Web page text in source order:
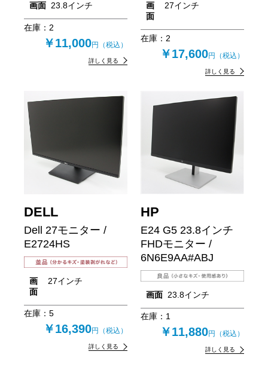
画面 23.8インチ
在庫： 2
￥11,000円（税込）
詳しく見る
画
面
27インチ
在庫： 2
￥17,600円（税込）
詳しく見る
DELL
Dell 27モニター /
E2724HS
画
面
27インチ
在庫： 5
￥16,390円（税込）
詳しく見る
HP
E24 G5 23.8インチ
FHDモニター /
6N6E9AA#ABJ
画面 23.8インチ
在庫： 1
￥11,880円（税込）
詳しく見る